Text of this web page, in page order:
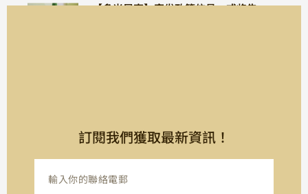
【多米尼克】突发政策信号，或将告
訂閱我們獲取最新資訊！